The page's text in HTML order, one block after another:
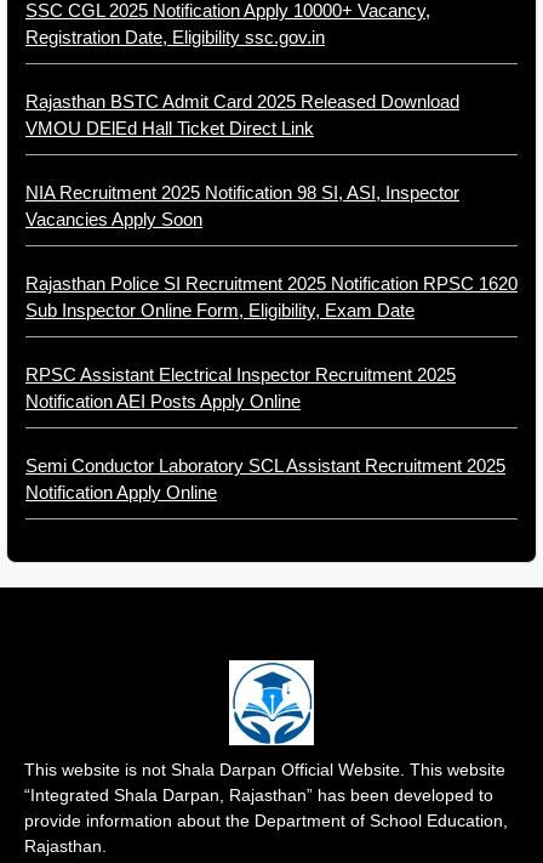
SSC CGL 2025 Notification Apply 10000+ Vacancy,
Registration Date, Eligibility ssc.gov.in
Rajasthan BSTC Admit Card 2025 Released Download
VMOU DElEd Hall Ticket Direct Link
NIA Recruitment 2025 Notification 98 SI, ASI, Inspector
Vacancies Apply Soon
Rajasthan Police SI Recruitment 2025 Notification RPSC 1620
Sub Inspector Online Form, Eligibility, Exam Date
RPSC Assistant Electrical Inspector Recruitment 2025
Notification AEI Posts Apply Online
Semi Conductor Laboratory SCL Assistant Recruitment 2025
Notification Apply Online
This website is not Shala Darpan Official Website. This website
“Integrated Shala Darpan, Rajasthan” has been developed to
provide information about the Department of School Education,
Rajasthan.